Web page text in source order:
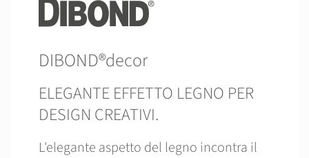
DIBOND®decor
ELEGANTE EFFETTO LEGNO PER
DESIGN CREATIVI.
L'elegante aspetto del legno incontra il